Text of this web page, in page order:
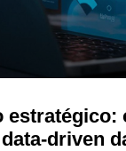
estratégico:
driven